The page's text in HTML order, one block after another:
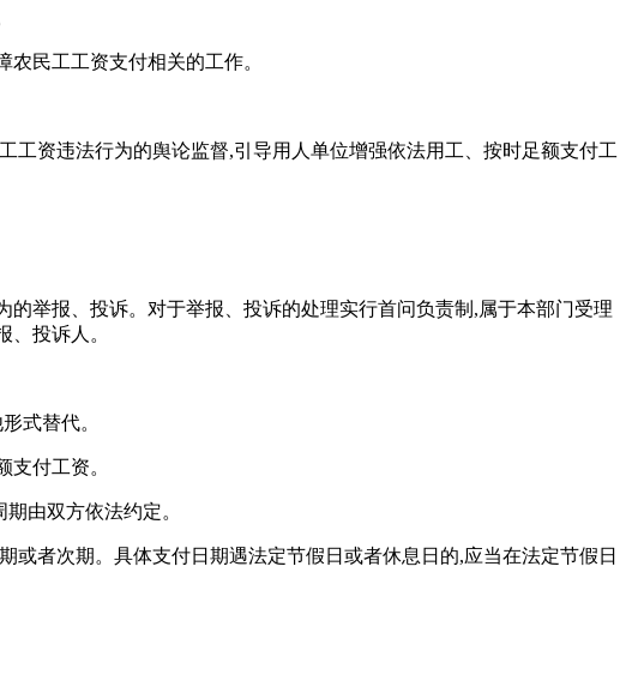
民工工资支付相关的工作。
资违法行为的舆论监督,引导用人单位增强依法用工、按时足额支付工
举报、投诉。对于举报、投诉的处理实行首问负责制,属于本部门受理
投诉人。
式替代。
付工资。
由双方依法约定。
者次期。具体支付日期遇法定节假日或者休息日的,应当在法定节假日